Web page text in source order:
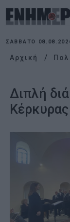
ΣΆΒΒΑΤΟ
Αρχική
Διπλή